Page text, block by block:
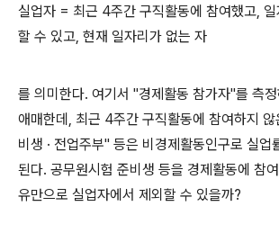
실업자 = 최근 4주간 구직활동에 참여했고,
할 수 있고, 현재 일자리가 없는 자
를 의미한다. 여기서 "경제활동 참가자"를 측
애매한데, 최근 4주간 구직활동에 참여하지
비생 · 전업주부" 등은 비경제활동인구로 실업
된다. 공무원시험 준비생 등을 경제활동에 참
유만으로 실업자에서 제외할 수 있을까?